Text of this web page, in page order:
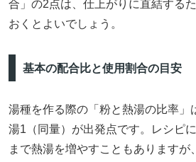
合」の2点は、仕上がりに直結する
おくとよいでしょう。
基本の配合比と使用割合の目安
湯種を作る際の「粉と熱湯の比率」
湯1（同量）が出発点です。レシピ
まで熱湯を増やすこともありますが